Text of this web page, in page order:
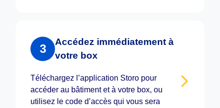
3
Accédez immédiatement à
votre box
Téléchargez l’application Storo pour
accéder au bâtiment et à votre box, ou
utilisez le code d’accès qui vous sera